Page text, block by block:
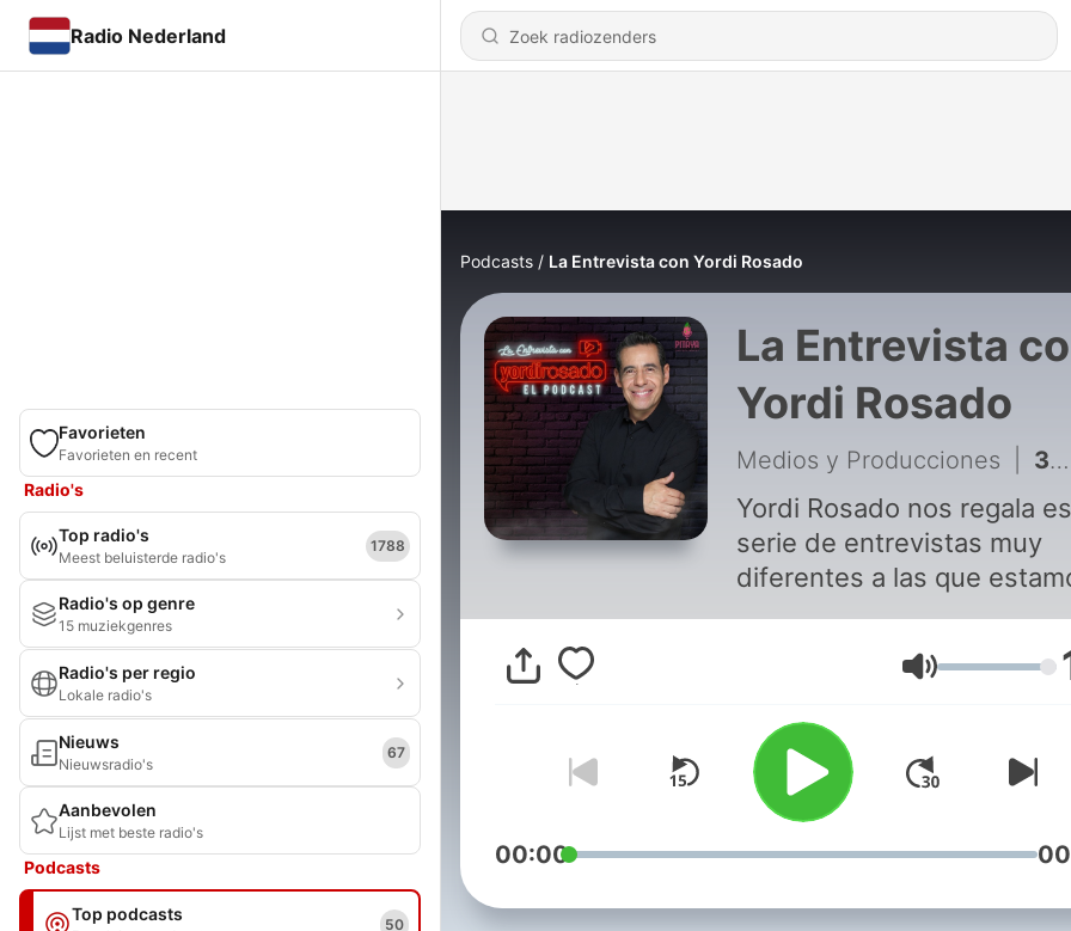
Radio Nederland
Favorieten
Favorieten en recent
Radio's
Top radio's
Meest beluisterde radio's
1788
Radio's op genre
15 muziekgenres
Radio's per regio
Lokale radio's
Nieuws
Nieuwsradio's
67
Aanbevolen
Lijst met beste radio's
Podcasts
Top podcasts 50
Podcasts La Entrevista con Yordi Rosado
La Entrevista
Yordi Rosado
Medios y Producciones 311 - EL MALILLA: EL BARRIO ME DIO TODO | La entrevista con Yordi Rosado
Yordi Rosado nos regala
serie de entrevistas muy
diferentes a las que
acostumbrados.
polémicas, emotivas, pero
sobre todo muy adictivas.
Volume
00:00